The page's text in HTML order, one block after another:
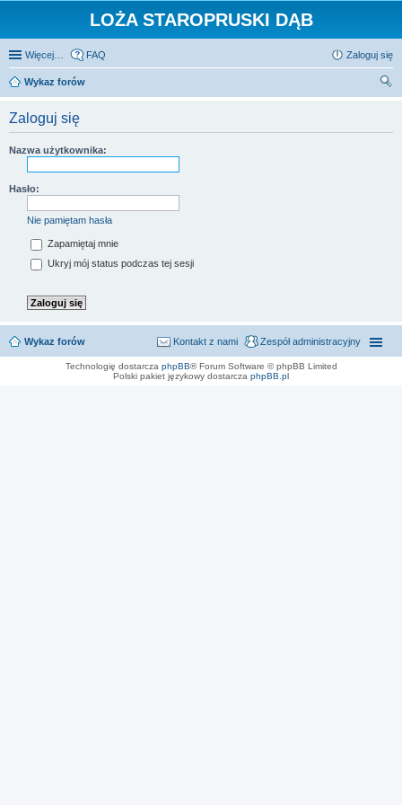
LOŻA STAROPRUSKI DĄB
Więcej… FAQ Zaloguj się
Wykaz forów
Zaloguj się
Nazwa użytkownika:
Hasło:
Nie pamiętam hasła
Zapamiętaj mnie
Ukryj mój status podczas tej sesji
Wykaz forów Zespół administracyjny
Kontakt z nami
Technologię dostarcza phpBB® Forum Software © phpBB Limited
Polski pakiet językowy dostarcza phpBB.pl